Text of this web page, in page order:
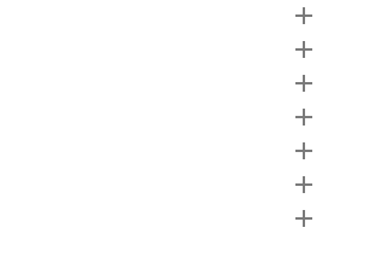






